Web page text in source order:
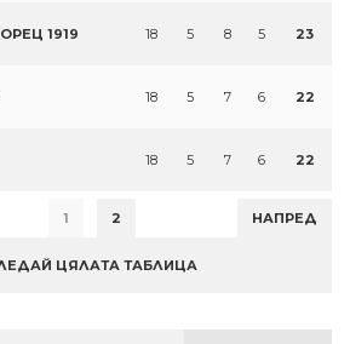
1919 18 5 8 5 23
18 5 7 6 22
18 5 7 6 22
1 2 НАПРЕД
ЦЯЛАТА ТАБЛИЦА